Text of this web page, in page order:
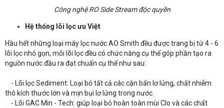
Công nghệ RO Side Stream độc quyền
Hệ thống lõi lọc ưu Việt
Hầu hết những loại máy lọc nước AO Smith đều được trang bị từ 4 - 6
lõi lọc nhỏ gọn, mỗi lõi lọc đều có chức năng cụ thể góp phần tạo ra
nguồn nước đầu ra đạt chuẩn cụ thể như sau:
- Lõi lọc Sediment: Loại bỏ tất cả các cặn bẩn lơ lửng, chất nhiễm
thô kích thước lớn và mịn bụi lơ lửng trong nước.
- Lõi GAC Min - Tech: giúp loại bỏ hoàn toàn mùi Clo và các chất